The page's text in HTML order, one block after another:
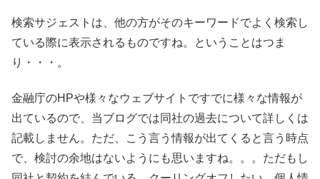
検索サジェストは、他の方がそのキーワードでよく検索し
ている際に表示されるものですね。ということはつま
り・・・。
金融庁のHPや様々なウェブサイトですでに様々な情報が
出ているので、当ブログでは同社の過去について詳しくは
記載しません。ただ、こう言う情報が出てくると言う時点
で、検討の余地はないようにも思いますね。。。ただもし